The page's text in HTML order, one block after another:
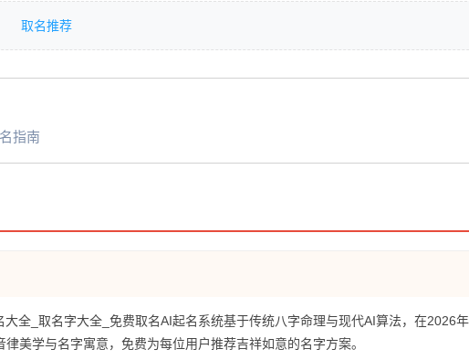
取名推荐
指南
全_取名字大全_免费取名AI起名系统基于传统八字命理与现代AI算法，在2026
美学与名字寓意，免费为每位用户推荐吉祥如意的名字方案。